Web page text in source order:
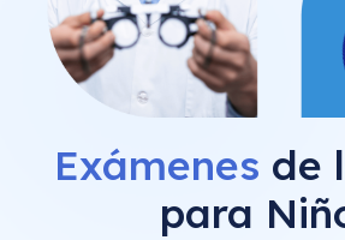
Exámenes de
para